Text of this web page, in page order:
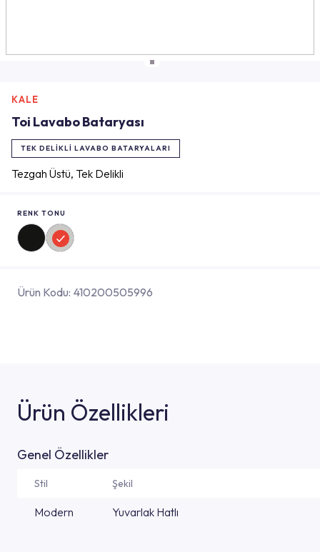
KALE
Toi Lavabo Bataryası
TEK DELIKLI LAVABO BATARYALARI
Tezgah Üstü, Tek Delikli
RENK TONU
Ürün Kodu: 410200505996
Ürün Özellikleri
Genel Özellikler
Stil Şekil
Modern Yuvarlak Hatlı